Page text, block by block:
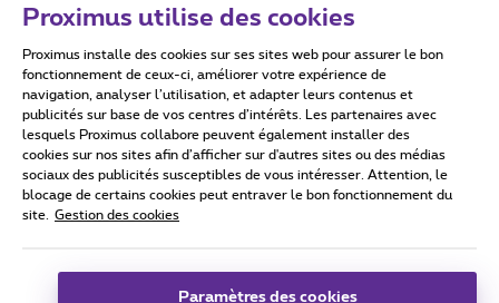
Conditions d'utilisation Accessibility statement
Tous droits réservés. © 2026 Proximus
Conditions générales, info consommateur
Coordonnées de l’entreprise
Proximus utilise des cookies
Proximus installe des cookies sur ses sites web pour assurer le bon
fonctionnement de ceux-ci, améliorer votre expérience de
navigation, analyser l’utilisation, et adapter leurs contenus et
publicités sur base de vos centres d’intérêts. Les partenaires avec
lesquels Proximus collabore peuvent également installer des
cookies sur nos sites afin d’afficher sur d'autres sites ou des médias
sociaux des publicités susceptibles de vous intéresser. Attention, le
blocage de certains cookies peut entraver le bon fonctionnement du
site.
Gestion des cookies
Paramètres des cookies